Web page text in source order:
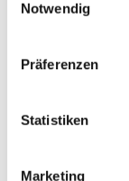
Drittländern
dass diese zu
anderen
Arten von
gespeichert
Notwendig
Präferenzen
Statistiken
Marketingein